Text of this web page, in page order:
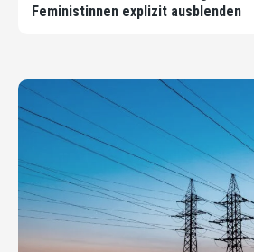
Feministinnen explizit ausblenden